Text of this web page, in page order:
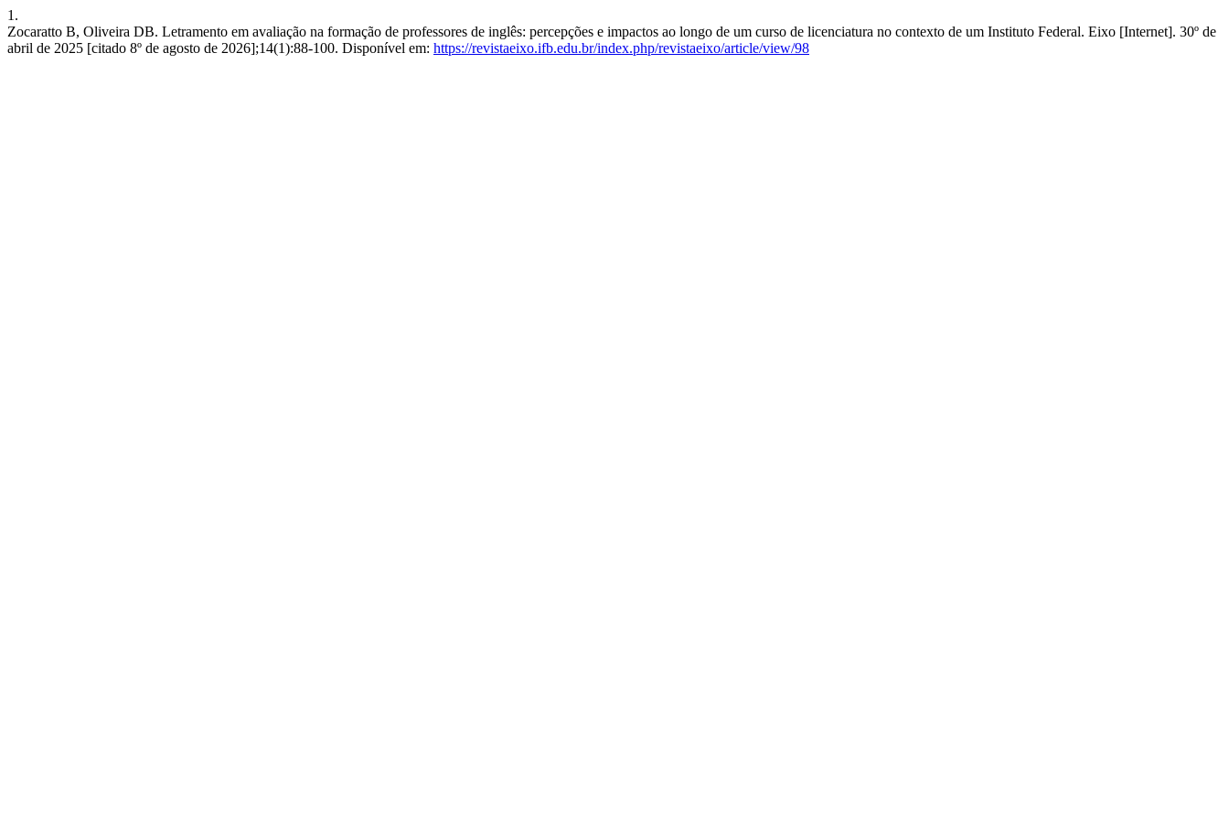
1.
Zocaratto B, Oliveira DB. Letramento em avaliação na formação de professores de inglês: percepções e impactos ao longo de um curso de licenciatura no contexto de um Instituto Federal. Eixo [Internet]. 30º de
abril de 2025 [citado 8º de agosto de 2026];14(1):88-100. Disponível em: https://revistaeixo.ifb.edu.br/index.php/revistaeixo/article/view/98